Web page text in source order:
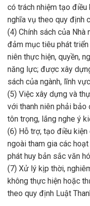
có trách nhiệm tạo điều
nghĩa vụ theo quy định
(4) Chính sách của
đảm mục tiêu phát
niên thực hiện, quyền,
năng lực; được xây
sách của ngành, lĩnh
(5) Việc xây dựng và
với thanh niên phải bảo
tôn trọng, lắng nghe ý
(6) Hỗ trợ, tạo điều
ngoài tham gia các
phát huy bản sắc văn
(7) Xử lý kịp thời,
không thực hiện hoặc
theo quy định Luật